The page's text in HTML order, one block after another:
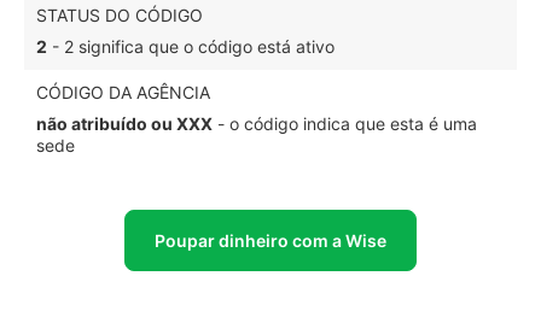
STATUS DO CÓDIGO
2 - 2 significa que o código está ativo
CÓDIGO DA AGÊNCIA
não atribuído ou XXX - o código indica que esta é uma
sede
Poupar dinheiro com a Wise